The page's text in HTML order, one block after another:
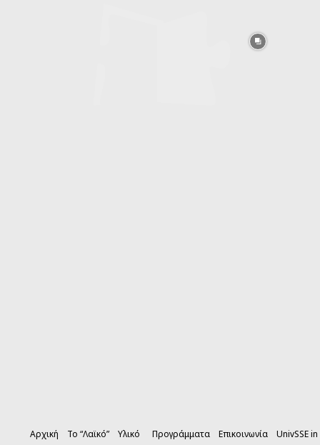
Αρχική Το “Λαϊκό” Υλικό Προγράμματα Επικοινωνία UnivSSE